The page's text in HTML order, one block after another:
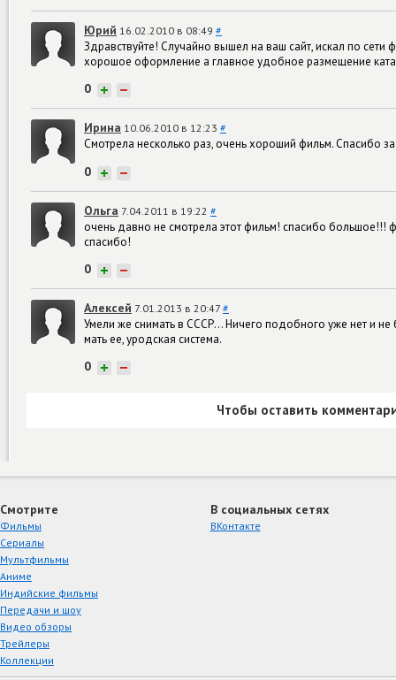
Юрий 16.02.2010 в 08:49 #
Здравствуйте! Случайно вышел на ваш сайт, искал по
хорошое оформление а главное удобное размещение
0 + −
Ирина 10.06.2010 в 12:23 #
Смотрела несколько раз, очень хороший фильм. Спасибо за
0 + −
Ольга 7.04.2011 в 19:22 #
очень давно не смотрела этот фильм! спасибо большое!!!
спасибо!
0 + −
Алексей 7.01.2013 в 20:47 #
Умели же снимать в СССР... Ничего подобного уже нет и
мать ее, уродская система.
0 + −
Чтобы оставить
Смотрите
Фильмы
Сериалы
Мультфильмы
Аниме
Индийские фильмы
Передачи и шоу
Видео обзоры
Трейлеры
Коллекции
В социальных сетях
ВКонтакте